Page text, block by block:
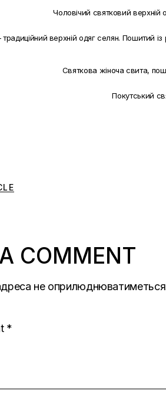
Чоловічий святковий верхній
традиційний верхній одяг селян. Пошитий
Святкова жіноча свита,
Покутський
COMMENT
не